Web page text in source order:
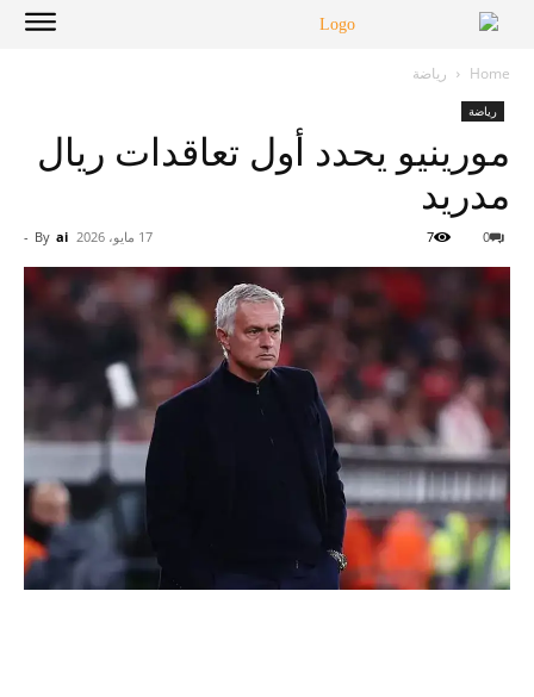
Home رياضة
رياضة
مورينيو يحدد أول تعاقدات ريال
مدريد
By ai
- 17 مايو، 2026 0
7